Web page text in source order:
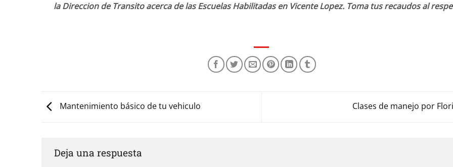
la Direccion de Transito acerca de las Escuelas Habilitadas en Vicente Lopez. Toma tus recaudos al
Mantenimiento básico de tu vehiculo Clases de manejo por
Deja una respuesta